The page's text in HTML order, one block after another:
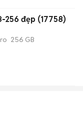
256 đẹp (17758)
256 GB